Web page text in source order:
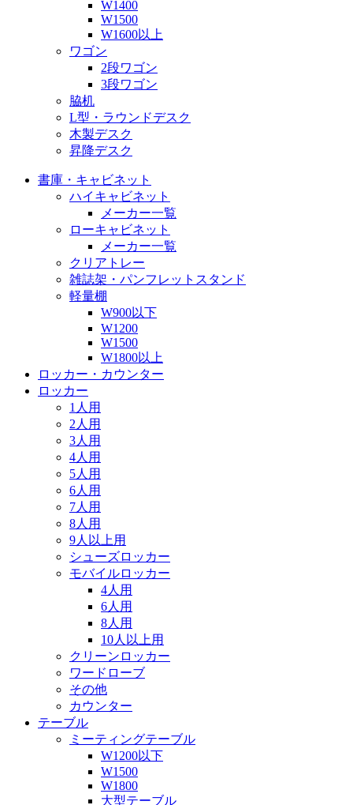
W1400
W1500
W1600以上
ワゴン
2段ワゴン
3段ワゴン
脇机
L型・ラウンドデスク
木製デスク
昇降デスク
書庫・キャビネット
ハイキャビネット
メーカー一覧
ローキャビネット
メーカー一覧
クリアトレー
雑誌架・パンフレットスタンド
軽量棚
W900以下
W1200
W1500
W1800以上
ロッカー・カウンター
ロッカー
1人用
2人用
3人用
4人用
5人用
6人用
7人用
8人用
9人以上用
シューズロッカー
モバイルロッカー
4人用
6人用
8人用
10人以上用
クリーンロッカー
ワードローブ
その他
カウンター
テーブル
ミーティングテーブル
W1200以下
W1500
W1800
大型テーブル